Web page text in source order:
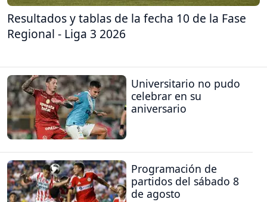
Resultados y tablas de la fecha 10 de la Fase
Regional - Liga 3 2026
Universitario no pudo
celebrar en su
aniversario
Programación de
partidos del sábado 8
de agosto